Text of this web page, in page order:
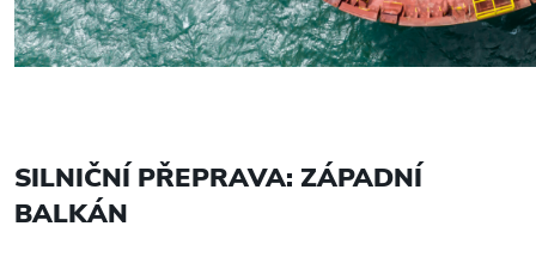
SILNIČNÍ PŘEPRAVA: ZÁPADNÍ
BALKÁN